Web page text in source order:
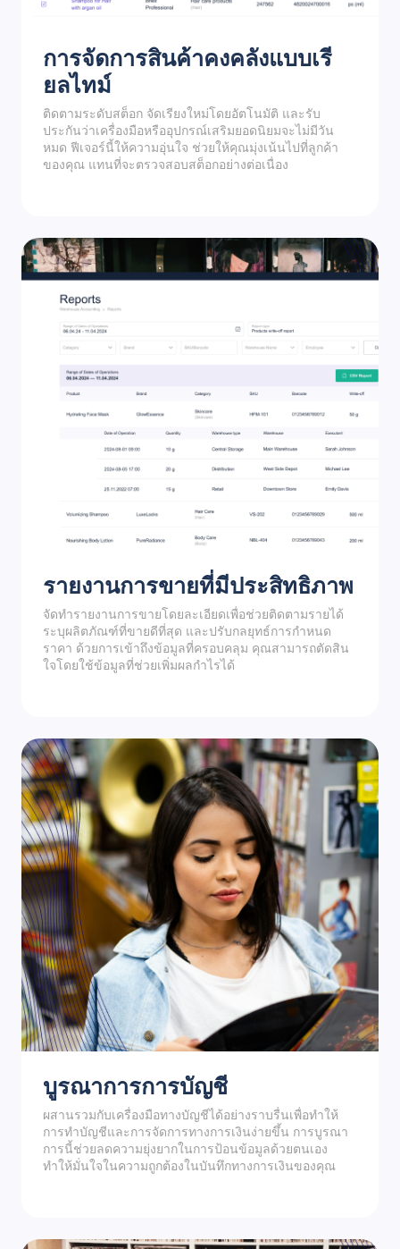
การจัดการสินค้าคงคลังแบบเรี
ยลไทม์
ติดตามระดับสต็อก จัดเรียงใหม่โดยอัตโนมัติ และรับ
ประกันว่าเครื่องมือหรืออุปกรณ์เสริมยอดนิยมจะไม่มีวัน
หมด ฟีเจอร์นี้ให้ความอุ่นใจ ช่วยให้คุณมุ่งเน้นไปที่ลูกค้า
ของคุณ แทนที่จะตรวจสอบสต็อกอย่างต่อเนื่อง
รายงานการขายที่มีประสิทธิภาพ
จัดทำรายงานการขายโดยละเอียดเพื่อช่วยติดตามรายได้
ระบุผลิตภัณฑ์ที่ขายดีที่สุด และปรับกลยุทธ์การกำหนด
ราคา ด้วยการเข้าถึงข้อมูลที่ครอบคลุม คุณสามารถตัดสิน
ใจโดยใช้ข้อมูลที่ช่วยเพิ่มผลกำไรได้
บูรณาการการบัญชี
ผสานรวมกับเครื่องมือทางบัญชีได้อย่างราบรื่นเพื่อทำให้
การทำบัญชีและการจัดการทางการเงินง่ายขึ้น การบูรณา
การนี้ช่วยลดความยุ่งยากในการป้อนข้อมูลด้วยตนเอง
ทำให้มั่นใจในความถูกต้องในบันทึกทางการเงินของคุณ